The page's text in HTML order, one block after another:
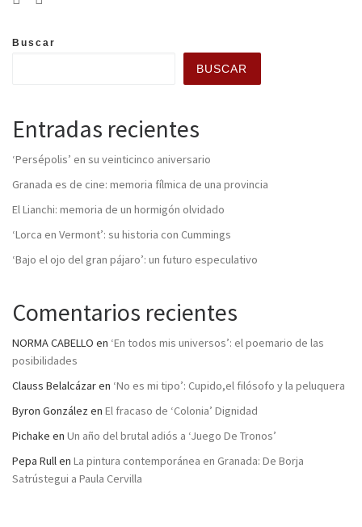
Buscar
BUSCAR
Entradas recientes
‘Persépolis’ en su veinticinco aniversario
Granada es de cine: memoria fílmica de una provincia
El Lianchi: memoria de un hormigón olvidado
‘Lorca en Vermont’: su historia con Cummings
‘Bajo el ojo del gran pájaro’: un futuro especulativo
Comentarios recientes
NORMA CABELLO en ‘En todos mis universos’: el poemario de las
posibilidades
Clauss Belalcázaren ‘No es mi tipo’: Cupido,el filósofo y la peluquera
Byron González en El fracaso de ‘Colonia’ Dignidad
Pichake en Un año del brutal adiós a ‘Juego De Tronos’
Pepa Rull en La pintura contemporánea en Granada: De Borja
Satrústegui a Paula Cervilla